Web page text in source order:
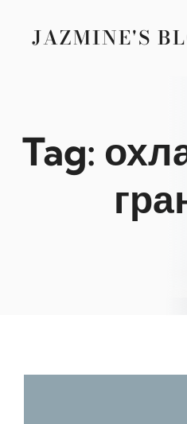
contentJAZMINE'S
Tag: